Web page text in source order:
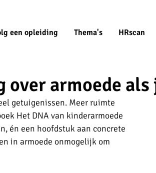
een opleiding Thema's HRscan
over armoede
getuigenissen. Meer ruimte
Het DNA van kinderarmoede
én een hoofdstuk aan concrete
in armoede onmogelijk om